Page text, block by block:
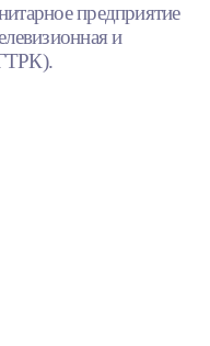
предприятие
и